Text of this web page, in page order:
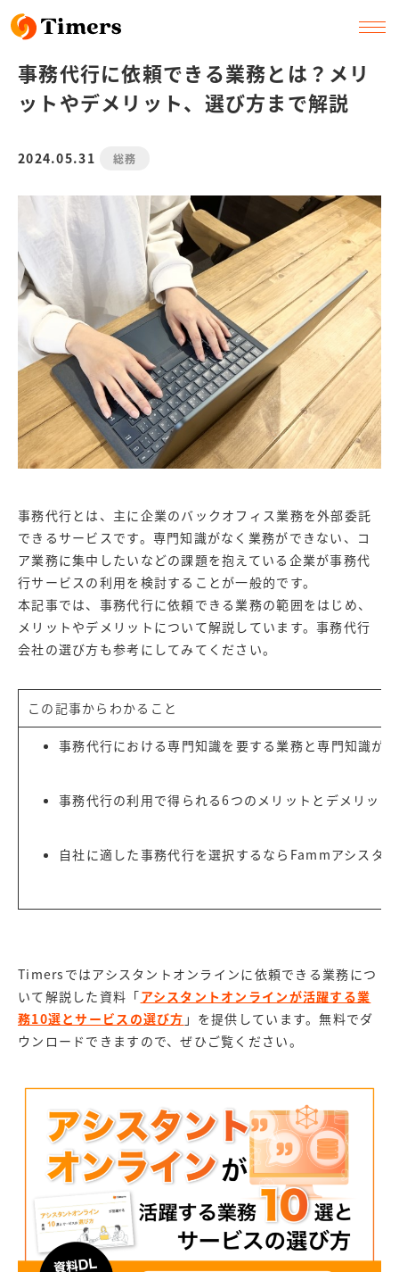
事務代行に依頼できる業務とは？メリ
ットやデメリット、選び方まで解説
2024.05.31 総務
事務代行とは、主に企業のバックオフィス業務を外部委託
できるサービスです。専門知識がなく業務ができない、コ
ア業務に集中したいなどの課題を抱えている企業が事務代
行サービスの利用を検討することが一般的です。
本記事では、事務代行に依頼できる業務の範囲をはじめ、
メリットやデメリットについて解説しています。事務代行
会社の選び方も参考にしてみてください。
この記事からわかること
事務代行における専門知識を要する業務と専門知識が
事務代行の利用で得られる6つのメリットとデメリット
自社に適した事務代行を選択するならFammアシスタ
Timersではアシスタントオンラインに依頼できる業務につ
いて解説した資料「アシスタントオンラインが活躍する業
務10選とサービスの選び方 」を提供しています。無料でダ
ウンロードできますので、ぜひご覧ください。